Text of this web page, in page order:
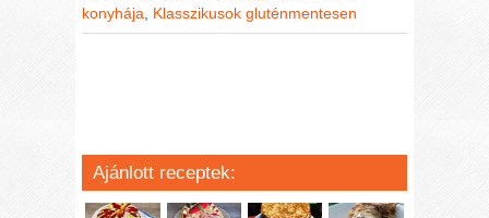
konyhája
Klasszikusok gluténmentesen
Ajánlott receptek: